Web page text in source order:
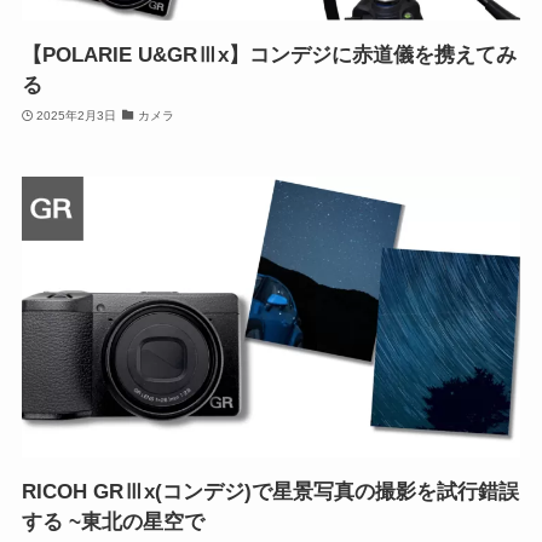
【POLARIE U&GRⅢx】コンデジに赤道儀を携えてみ
る
2025年2月3日 カメラ
RICOH GRⅢx(コンデジ)で星景写真の撮影を試行錯誤
する ~東北の星空で